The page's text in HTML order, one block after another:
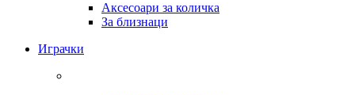
Аксесоари за количка
За близнаци
Играчки